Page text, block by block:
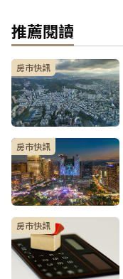
推薦閱讀
房市快訊
房市快訊
房市快訊